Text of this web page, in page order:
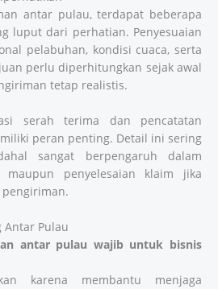
antar pulau, terdapat beberapa
luput dari perhatian. Penyesuaian
pelabuhan, kondisi cuaca, serta
perlu diperhitungkan sejak awal
tetap realistis.
serah terima dan pencatatan
peran penting. Detail ini sering
sangat berpengaruh dalam
penyelesaian klaim jika
Antar Pulau
antar pulau wajib untuk bisnis
karena membantu menjaga